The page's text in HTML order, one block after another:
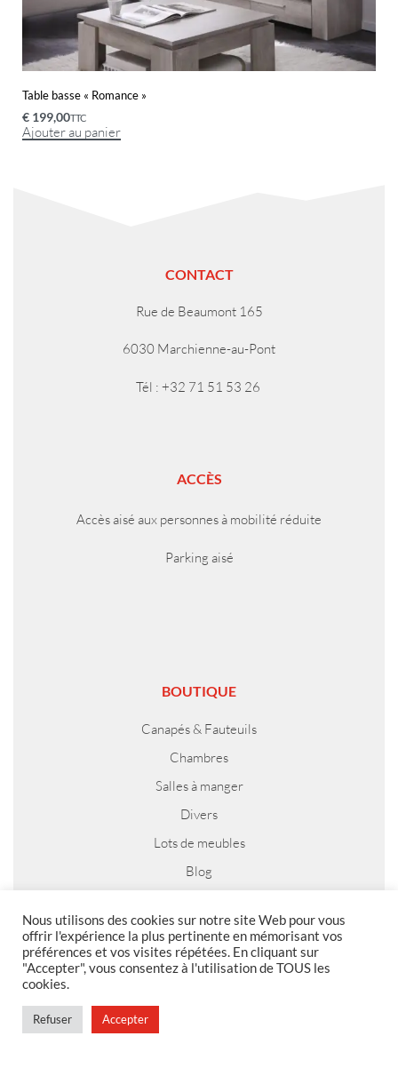
Table basse « Romance »
€ 199,00TTC
Ajouter au panier
CONTACT
Rue de Beaumont 165
6030 Marchienne-au-Pont
Tél : +32 71 51 53 26
ACCÈS
Accès aisé aux personnes à mobilité réduite
Parking aisé
BOUTIQUE
Canapés & Fauteuils
Chambres
Salles à manger
Divers
Lots de meubles
Blog
MENTIONS LEGALES
Politique de confidentialité
Conditions générales de vente
Nous utilisons des cookies sur notre site Web pour vous
offrir l'expérience la plus pertinente en mémorisant vos
préférences et vos visites répétées. En cliquant sur
"Accepter", vous consentez à l'utilisation de TOUS les
cookies.
Refuser Accepter